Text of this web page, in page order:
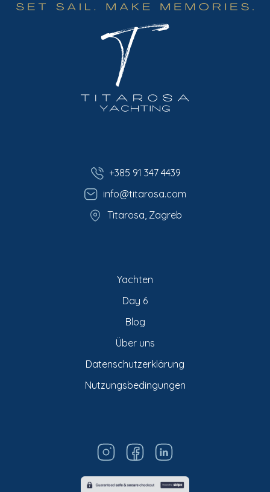
+385 91 347 4439
info@titarosa.com
Titarosa, Zagreb
Yachten
Day 6
Blog
Über uns
Datenschutzerklärung
Nutzungsbedingungen